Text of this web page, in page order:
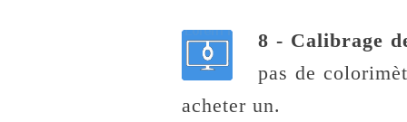
8 - Calibrage
pas de
acheter un.